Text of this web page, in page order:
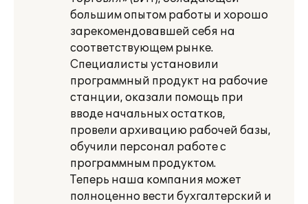
большим опытом работы и хорошо
зарекомендовавшей себя на
соответствующем рынке.
Специалисты установили
программный продукт на рабочие
станции, оказали помощь при
вводе начальных остатков,
провели архивацию рабочей базы,
обучили персонал работе с
программным продуктом.
Теперь наша компания может
полноценно вести бухгалтерский и